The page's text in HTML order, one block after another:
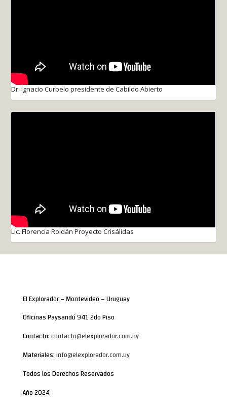
Dr. Ignacio Curbelo presidente de Cabildo Abierto
Lic. Florencia Roldán Proyecto Crisálidas
El Explorador – Montevideo – Uruguay
Oficinas Paysandú 941 2do Piso
Contacto:contacto@elexplorador.com.uy
Materiales:info@elexplorador.com.uy
Todos los Derechos Reservados
Año 2024